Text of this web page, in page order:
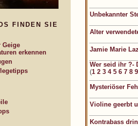
Unbekannter
Alter
Jamie Marie
Wer seid ihr ?-
(1 2 3 4 5 6 7 8 9
Mysteriöser
Violine geerbt
Kontrabass
FINDEN SIE
Geige
erkennen